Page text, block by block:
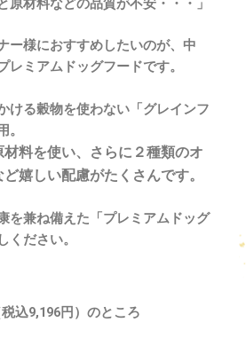
原材料などの品質が不安・・・」
ー様におすすめしたいのが、 中
レミアムドッグフードです。
ける穀物を使わない「グレインフ
。
料を使い、さらに２種類のオ
嬉しい配慮がたくさんです。
を兼ね備えた「プレミアムドッグ
ください。
込9,196円）のところ